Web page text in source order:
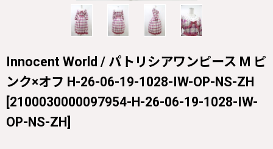
Innocent World / パトリシアワンピース M ピ
ンク×オフ H-26-06-19-1028-IW-OP-NS-ZH
[2100030000097954-H-26-06-19-1028-IW-
OP-NS-ZH]